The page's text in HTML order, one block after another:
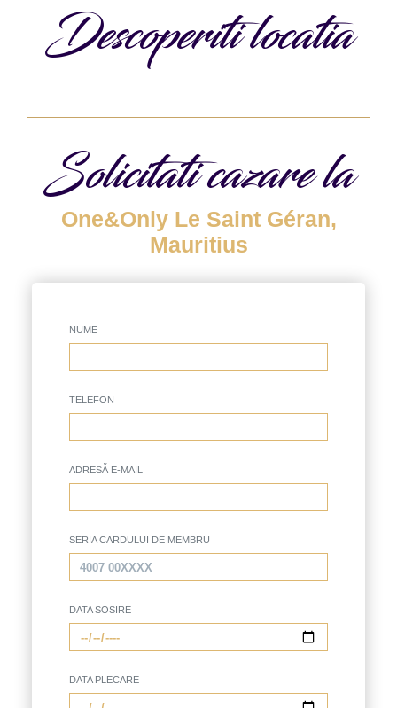
Descoperiti locatia
Solicitati cazare la
One&Only Le Saint Géran,
Mauritius
NUME
TELEFON
ADRESĂ E-MAIL
SERIA CARDULUI DE MEMBRU
DATA SOSIRE
DATA PLECARE